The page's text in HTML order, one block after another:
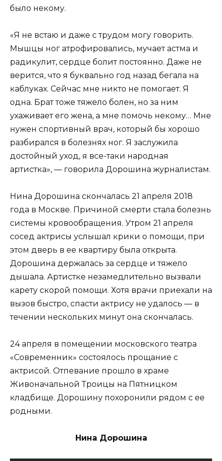
было некому.
«Я не встаю и даже с трудом могу говорить.
Мышцы ног атрофировались, мучает астма и
радикулит, сердце болит постоянно. Даже не
верится, что я буквально год назад бегала на
каблуках. Сейчас мне никто не помогает. Я
одна. Брат тоже тяжело болен, но за ним
ухаживает его жена, а мне помочь некому… Мне
нужен спортивный врач, который бы хорошо
разбирался в болезнях ног. Я заслужила
достойный уход, я все-таки народная
артистка», — говорила Дорошина журналистам.
Нина Дорошина скончалась 21 апреля 2018
года в Москве. Причиной смерти стала болезнь
системы кровообращения. Утром 21 апреля
сосед актрисы услышал крики о помощи, при
этом дверь в ее квартиру была открыта.
Дорошина держалась за сердце и тяжело
дышала. Артистке незамедлительно вызвали
карету скорой помощи. Хотя врачи приехали на
вызов быстро, спасти актрису не удалось — в
течении нескольких минут она скончалась.
24 апреля в помещении московского театра
«Современник» состоялось прощание с
актрисой. Отпевание прошло в храме
Живоначальной Троицы на Пятницком
кладбище. Дорошину похоронили рядом с ее
родными.
Нина Дорошина